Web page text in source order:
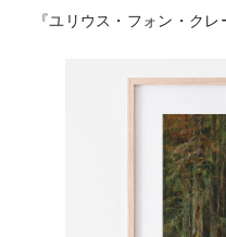
『ユリウス・フォン・ク